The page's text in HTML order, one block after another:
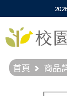
首頁 商品